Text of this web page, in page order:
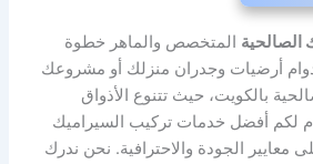
الصالحية المتخصص والماهر خطوة
أرضيات وجدران منزلك أو مشروعك
بالكويت، حيث تتنوع الأذواق
لكم أفضل خدمات تركيب السيراميك
معايير الجودة والاحترافية. نحن ندرك